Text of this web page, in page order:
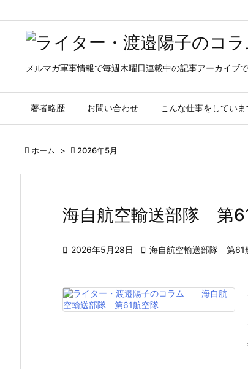
メルマガ軍事情報で毎週木曜日連載中の記事アーカイブで
著者略歴 お問い合わせ こんな仕事をしていま
 ホーム >  2026年5月
海自航空輸送部隊 第61
 2026年5月28日  海自航空輸送部隊 第61